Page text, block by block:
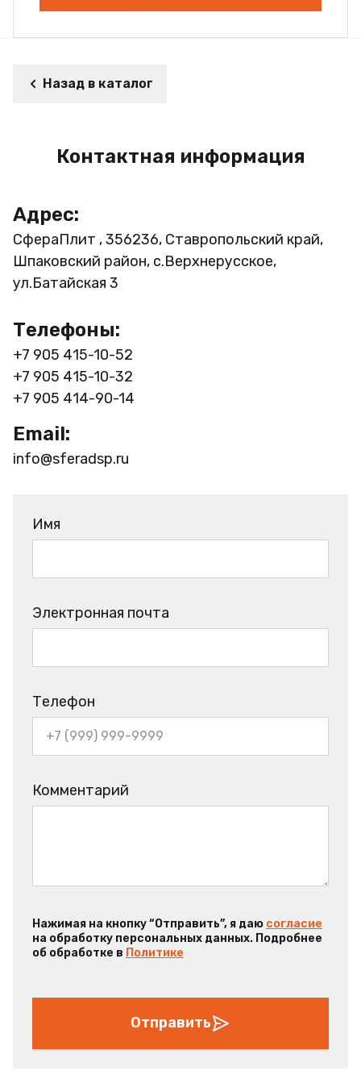
Назад в каталог
Контактная информация
Адрес:
СфераПлит , 356236, Ставропольский край,
Шпаковский район, с.Верхнерусское,
ул.Батайская 3
Телефоны:
+7 905 415-10-52
+7 905 415-10-32
+7 905 414-90-14
Email:
info@sferadsp.ru
Имя
Электронная почта
Телефон
Комментарий
Нажимая на кнопку “Отправить”, я даю согласие
на обработку персональных данных. Подробнее
об обработке в Политике
Отправить